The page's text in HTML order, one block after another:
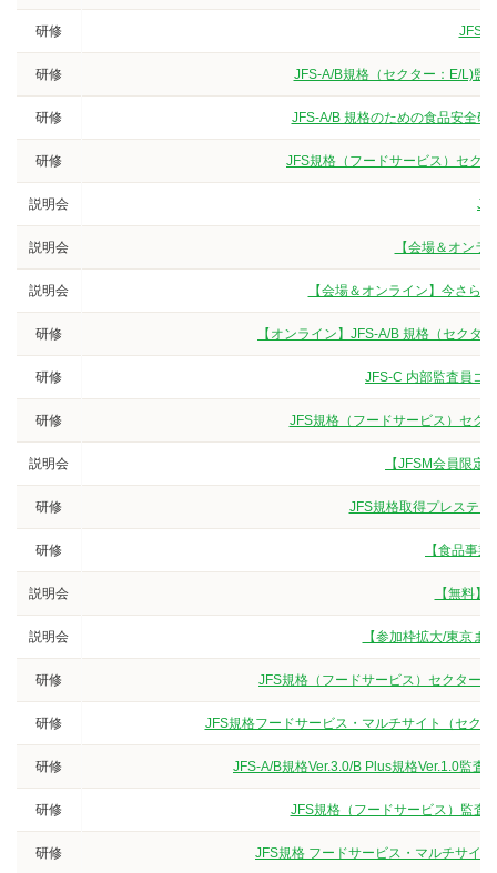
研修 JFS-
研修 JFS-A/B規格（セクター：E/L)
研修 JFS-A/B 規格のための食品安全
研修 JFS規格（フードサービス）セク
説明会
説明会 【会場＆オン
説明会 【会場＆オンライン】今さら
研修 【オンライン】JFS-A/B 規格（セクタ
研修 JFS-C 内部監査員コ
研修 JFS規格（フードサービス）セク
説明会 【JFSM会員限定
研修 JFS規格取得プレステ
研修 【食品事
説明会 【無料
説明会 【参加枠拡大/東京ま
研修 JFS規格（フードサービス）セクター
研修 JFS規格フードサービス・マルチサイト（セク
研修 JFS-A/B規格Ver.3.0/B Plus規格Ver.1.0監
研修 JFS規格（フードサービス）監査
研修 JFS規格 フードサービス・マルチサイ